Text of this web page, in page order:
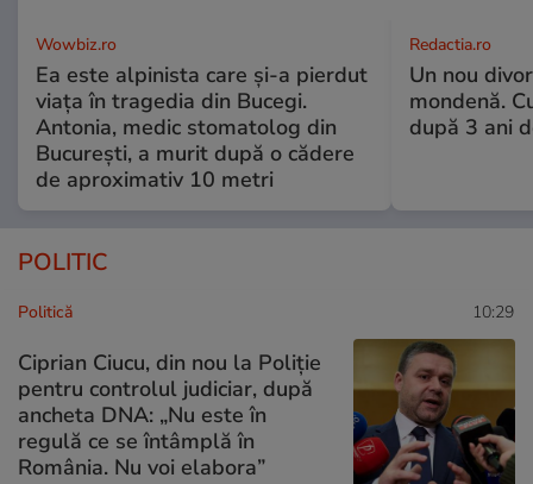
Wowbiz.ro
Ea este alpinista care și-a pierdut
viața în tragedia din Bucegi.
Antonia, medic stomatolog din
București, a murit după o cădere
de aproximativ 10 metri
Redactia.ro
Un nou
mondenă.
după 3 ani
POLITIC
Politică 10:29
Ciprian Ciucu, din nou la Poliție
pentru controlul judiciar, după
ancheta DNA: „Nu este în
regulă ce se întâmplă în
România. Nu voi elabora”